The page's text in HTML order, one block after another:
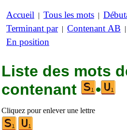
Accueil | Tous les mots |
Terminant par| Contenant AB |
En position
Liste des mots
contenant
•
Cliquez pour enlever une lettre